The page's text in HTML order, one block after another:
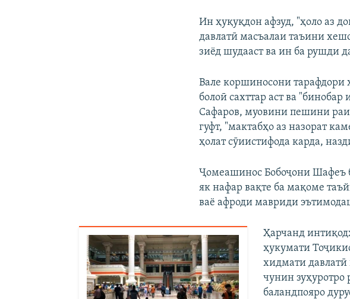
Ин ҳуқуқдон афзуд, "ҳоло аз
давлатӣ масъалаи таъини
зиёд шудааст ва ин ба рушди
Вале коршиносони тарафдори
болоӣ сахттар аст ва
Сафаров, муовини пешини
гуфт, "мактабҳо аз назорат
ҳолат сӯиистифода карда,
Ҷомеашинос Бобоҷони Шафеъ
як нафар вақте ба мақоме
ваё афроди мавриди
Ҳарчанд
ҳукумати
хидмати давлатӣ
чунин зуҳуротро
баландпояро